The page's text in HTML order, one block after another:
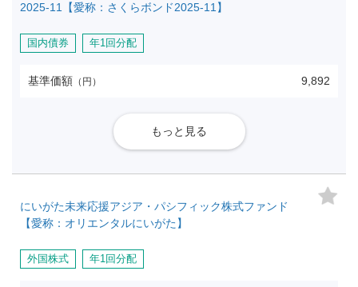
2025-11【愛称：さくらボンド2025-11】
国内債券 年1回分配
基準価額 （円） 9,892
もっと見る
にいがた未来応援アジア・パシフィック株式ファンド
【愛称：オリエンタルにいがた】
外国株式 年1回分配